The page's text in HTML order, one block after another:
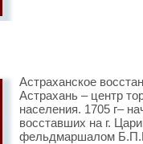
Астраханское
Астрахань – центр
населения. 1705 г–
восставших на г.
фельдмаршалом